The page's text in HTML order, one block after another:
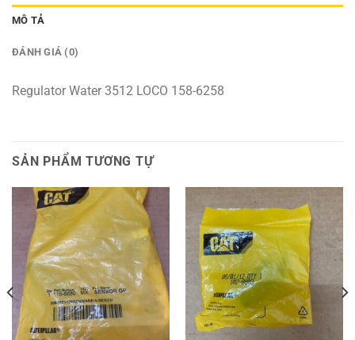
MÔ TẢ
ĐÁNH GIÁ (0)
Regulator Water 3512 LOCO 158-6258
SẢN PHẨM TƯƠNG TỰ